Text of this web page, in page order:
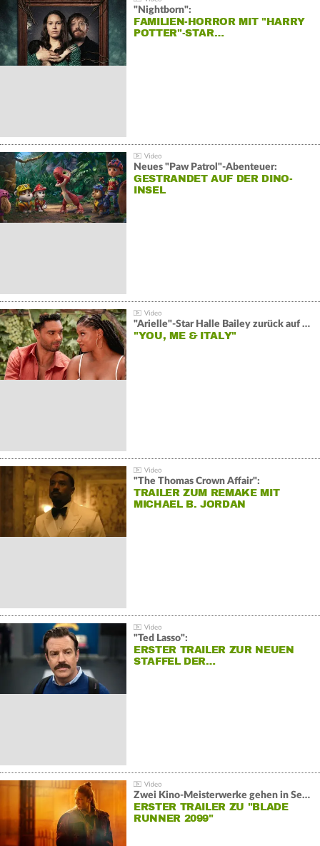
"Nightborn":
FAMILIEN-HORROR MIT "HARRY
POTTER"-STAR…
Neues "Paw Patrol"-Abenteuer:
GESTRANDET AUF DER DINO-
INSEL
"Arielle"-Star Halle Bailey zurück auf der Leinwand:
"YOU, ME & ITALY"
"The Thomas Crown Affair":
TRAILER ZUM REMAKE MIT
MICHAEL B. JORDAN
"Ted Lasso":
ERSTER TRAILER ZUR NEUEN
STAFFEL DER…
Zwei Kino-Meisterwerke gehen in Serie:
ERSTER TRAILER ZU "BLADE
RUNNER 2099"